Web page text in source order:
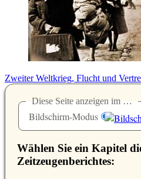
Zweiter Weltkrieg, Flucht und
Diese Seite anzeigen im …
Bildschirm-Modus
Wählen Sie ein Kapitel
Zeitzeugenberichtes: